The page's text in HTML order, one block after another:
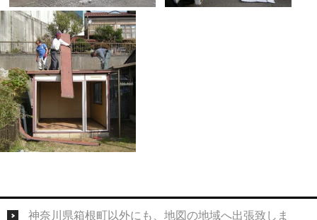
神奈川県箱根町以外にも、地図の地域へ出張致しま